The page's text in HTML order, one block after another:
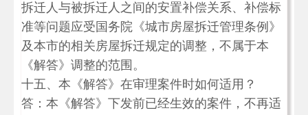
拆迁人与被拆迁人之间的安置补偿关系、补偿标
准等问题应受国务院《城市房屋拆迁管理条例》
及本市的相关房屋拆迁规定的调整，不属于本
《解答》调整的范围。
十五、本《解答》在审理案件时如何适用？
答：本《解答》下发前已经生效的案件，不再适